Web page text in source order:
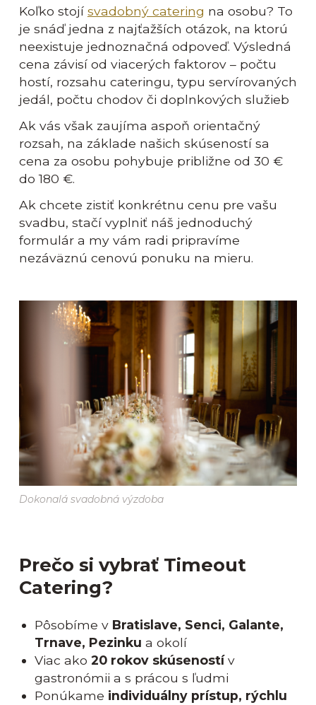
Koľko stojí svadobný catering na osobu? To
je snáď jedna z najťažších otázok, na ktorú
neexistuje jednoznačná odpoveď. Výsledná
cena závisí od viacerých faktorov – počtu
hostí, rozsahu cateringu, typu servírovaných
jedál, počtu chodov či doplnkových služieb
Ak vás však zaujíma aspoň orientačný
rozsah, na základe našich skúseností sa
cena za osobu pohybuje približne od 30 €
do 180 €.
Ak chcete zistiť konkrétnu cenu pre vašu
svadbu, stačí vyplniť náš jednoduchý
formulár a my vám radi pripravíme
nezáväznú cenovú ponuku na mieru.
Dokonalá svadobná výzdoba
Prečo si vybrať Timeout
Catering?
Pôsobíme v Bratislave, Senci, Galante,
Trnave, Pezinku a okolí
Viac ako 20 rokov skúsenostív
gastronómii a s prácou s ľudmi
Ponúkame individuálny prístup, rýchlu